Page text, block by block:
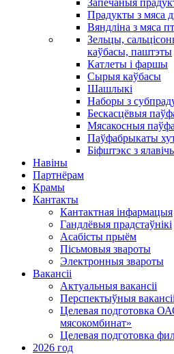
Прадукты з мяса
Вяндліна з мяса
Зельцы,
каўбасы, паштэты
Катлеты і фаршы
Сырыя каўбасы
Шашлыкі
Наборы з
Бескасцёвыя
Мясакосныя
Паўфабрыкаты
Біфштэкс з
Навіны
Партнёрам
Крамы
Кантакты
Кантактная інфармацыя
Гандлёвыя прадстаўнікі
Асабісты прыём
Пісьмовыя звароты
Электронныя звароты
Вакансіі
Актуальныя вакансіі
Перспектыўныя вакансіі
Целевая подготовка
мясокомбинат»
Целевая подготовка
2026 год